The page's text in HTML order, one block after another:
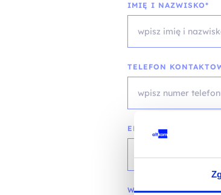
IMIĘ I NAZWISKO*
TELEFON
EMAIL*
WOJEWÓDZTWO*